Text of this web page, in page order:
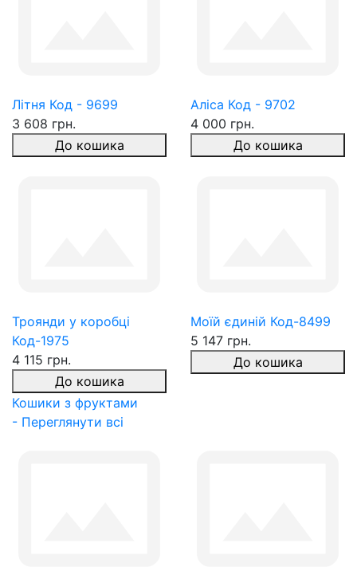
Літня Код - 9699
3 608 грн.
До кошика
Аліса Код - 9702
4 000 грн.
До кошика
Троянди у коробці
Код-1975
4 115 грн.
До кошика
Моїй єдиній Код-8499
5 147 грн.
До кошика
Кошики з фруктами
- Переглянути всі